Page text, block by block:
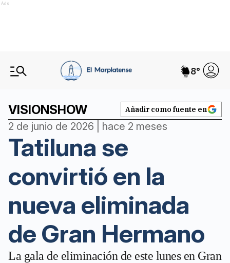
Ads
8°
VISIONSHOW Añadir como fuente en
2 de junio de 2026 | hace 2 meses
Tatiluna se
convirtió en la
nueva eliminada
de Gran Hermano
La gala de eliminación de este lunes en Gran